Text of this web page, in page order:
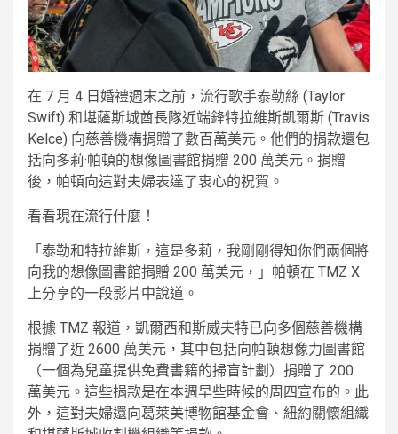
在 7 月 4 日婚禮週末之前，流行歌手泰勒絲 (Taylor
Swift) 和堪薩斯城酋長隊近端鋒特拉維斯凱爾斯 (Travis
Kelce) 向慈善機構捐贈了數百萬美元。他們的捐款還包
括向多莉·帕頓的想像圖書館捐贈 200 萬美元。捐贈
後，帕頓向這對夫婦表達了衷心的祝賀。
看看現在流行什麼！
「泰勒和特拉維斯，這是多莉，我剛剛得知你們兩個將
向我的想像圖書館捐贈 200 萬美元，」帕頓在 TMZ X
上分享的一段影片中說道。
根據 TMZ 報道，凱爾西和斯威夫特已向多個慈善機構
捐贈了近 2600 萬美元，其中包括向帕頓想像力圖書館
（一個為兒童提供免費書籍的掃盲計劃）捐贈了 200
萬美元。這些捐款是在本週早些時候的周四宣布的。此
外，這對夫婦還向葛萊美博物館基金會、紐約關懷組織